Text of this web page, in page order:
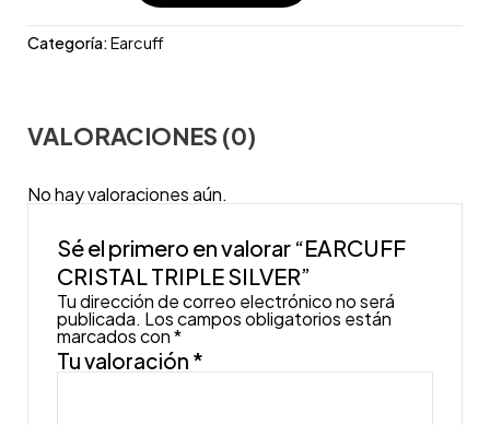
Categoría:Earcuff
VALORACIONES (0)
No hay valoraciones aún.
Sé el primero en valorar “EARCUFF
CRISTAL TRIPLE SILVER”
Tu dirección de correo electrónico no será
publicada. Los campos obligatorios están
marcados con*
Tu valoración *